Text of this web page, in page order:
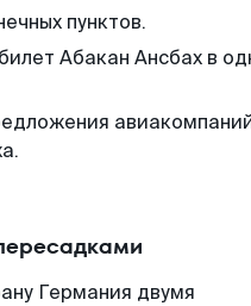
пунктов.
Абакан Ансбах в
Германия двумя